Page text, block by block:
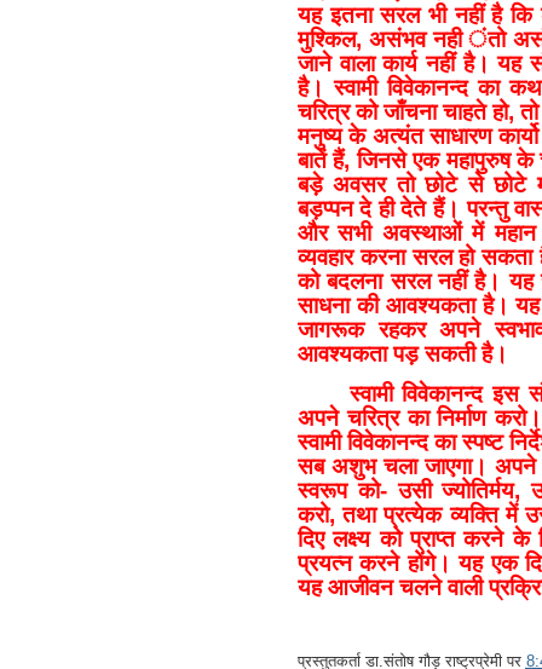
यह इतना सरल भी नहीं है
मुश्किल, असंभव नही ंतो
जाने वाला कार्य नहीं है। यह
है। स्वामी विवेकानन्द का
चरित्र को जाँचना चाहते हो,
मनुष्य के अत्यंत साधारण
बातें हैं, जिनसे एक महापुरुष
बड़े अवसर तो छोटे से छोटे
बड़प्पन दे ही देते हैं। परन्तु
और सभी अवस्थाओं में महान
व्यवहार करना सरल हो सकता
को बदलना सरल नहीं है। यह
साधना की आवश्यकता है।
जागरूक रहकर अपने
आवश्यकता पड़ सकती है।
स्वामी विवेकानन्द
अपने चरित्र का निर्माण
स्वामी विवेकानन्द का स्पष्ट
सब अशुभ चला जाएगा। अपने
स्वरूप को- उसी ज्योतिर्मय,
करो, तथा प्रत्येक व्यक्ति में
दिए लक्ष्य को प्राप्त करने के
प्रयत्न करने होंगे। यह एक
यह आजीवन चलने वाली
प्रस्तुतकर्ताडा.संतोष गौड़ राष्ट्रप्रेमी पर